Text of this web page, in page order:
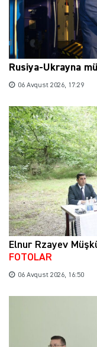
Rusiya-Ukrayna
06 Avqust 2026, 17:29
Elnur Rzayev
FOTOLAR
06 Avqust 2026, 16:50